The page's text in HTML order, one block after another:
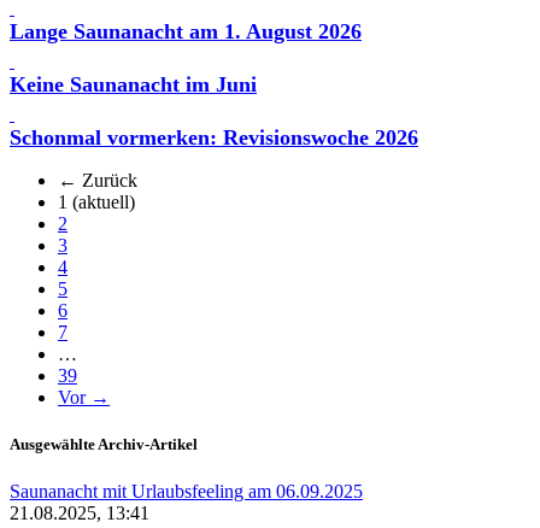
Lange Saunanacht am 1. August 2026
Keine Saunanacht im Juni
Schonmal vormerken: Revisionswoche 2026
← Zurück
1 (aktuell)
2
3
4
5
6
7
…
39
Vor →
Ausgewählte Archiv-Artikel
Saunanacht mit Urlaubsfeeling am 06.09.2025
21.08.2025, 13:41